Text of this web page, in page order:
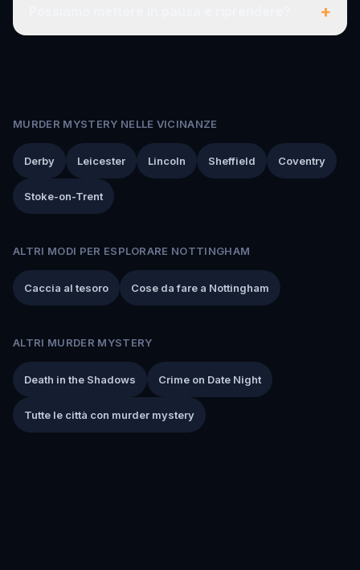
+
MURDER MYSTERY NELLE VICINANZE
Derby Leicester Lincoln Sheffield Coventry
Stoke-on-Trent
ALTRI MODI PER ESPLORARE NOTTINGHAM
Caccia al tesoro Cose da fare a Nottingham
ALTRI MURDER MYSTERY
Death in the Shadows Crime on Date Night
Tutte le città con murder mystery